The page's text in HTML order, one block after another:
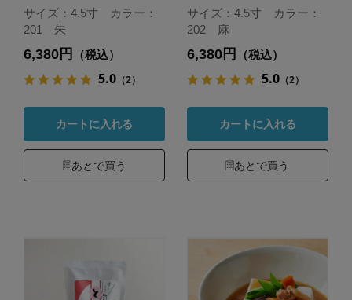
サイズ：4.5寸 カラー：
201 朱
6,380円 （税込）
5.0（2）
カートに入れる
あとで買う
サイズ：4.5寸 カラー：
202 麻
6,380円 （税込）
5.0（2）
カートに入れる
あとで買う